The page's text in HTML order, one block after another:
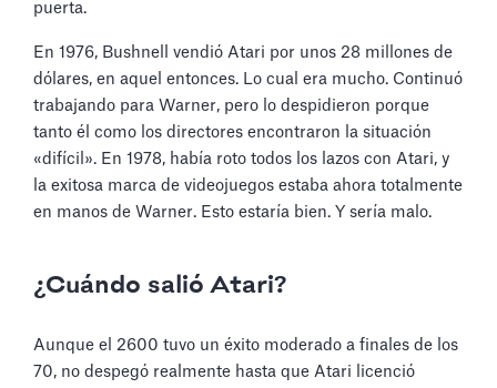
puerta.
En 1976, Bushnell vendió Atari por unos 28 millones de
dólares, en aquel entonces. Lo cual era mucho. Continuó
trabajando para Warner, pero lo despidieron porque
tanto él como los directores encontraron la situación
«difícil». En 1978, había roto todos los lazos con Atari, y
la exitosa marca de videojuegos estaba ahora totalmente
en manos de Warner. Esto estaría bien. Y sería malo.
¿Cuándo salió Atari?
Aunque el 2600 tuvo un éxito moderado a finales de los
70, no despegó realmente hasta que Atari licenció